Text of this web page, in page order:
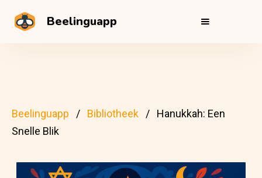
Beelinguapp
Beelinguapp Bibliotheek
Hanukkah: Een
Snelle Blik